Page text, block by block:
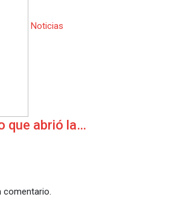
Noticias
que abrió la…
comentario.